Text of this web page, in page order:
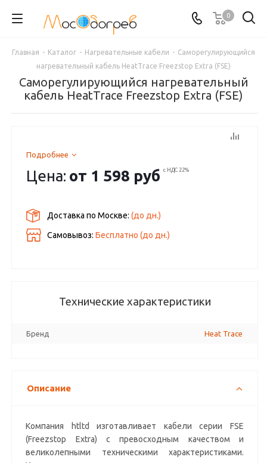
0
Главная - Каталог - Нагревательные кабели - Саморегулирующийся
нагревательный кабель HeatTrace Freezstop Extra (FSE)
Саморегулирующийся нагревательный
кабель HeatTrace Freezstop Extra (FSE)
Подробнее
Цена: от 1 598 руб с НДС 22%
Доставка по Москве:(до дн.)
Самовывоз:Бесплатно (до дн.)
Технические характеристики
Бренд Heat Trace
Описание
Компания htltd изготавливает кабели серии FSE
(Freezstop Extra) с превосходным качеством и
великолепными техническими характеристиками.